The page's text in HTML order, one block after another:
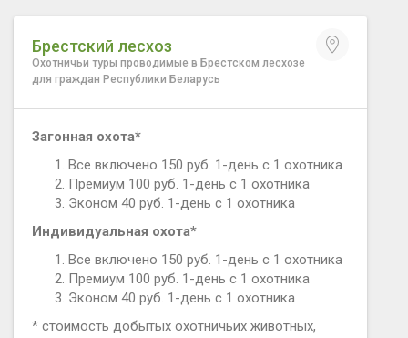
Брестский лесхоз
Охотничьи туры проводимые в Брестском лесхозе
для граждан Республики Беларусь
Загонная охота*
Все включено 150 руб. 1-день с 1 охотника
Премиум 100 руб. 1-день с 1 охотника
Эконом 40 руб. 1-день с 1 охотника
Индивидуальная охота*
Все включено 150 руб. 1-день с 1 охотника
Премиум 100 руб. 1-день с 1 охотника
Эконом 40 руб. 1-день с 1 охотника
* стоимость добытых охотничьих животных,